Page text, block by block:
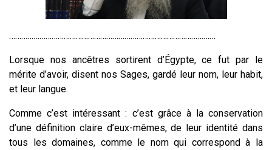
…………………………………………………………………………………………
Lorsque nos ancêtres sortirent d’Égypte, ce fut par le
mérite d’avoir, disent nos Sages, gardé leur nom, leur habit,
et leur langue.
Comme c’est intéressant : c’est grâce à la conservation
d’une définition claire d’eux-mêmes, de leur identité dans
tous les domaines, comme le nom qui correspond à la